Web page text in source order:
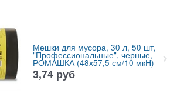
Мешки для мусора, 30 л, 50 шт,
"Профессиональные", черные,
РОМАШКА (48х57,5 см/10 мкН)
3,74 руб